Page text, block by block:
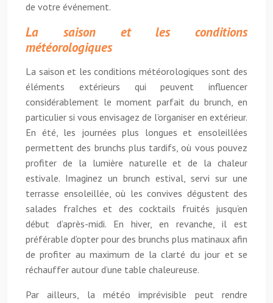
de votre événement.
La saison et les conditions
météorologiques
La saison et les conditions météorologiques sont des
éléments extérieurs qui peuvent influencer
considérablement le moment parfait du brunch, en
particulier si vous envisagez de l’organiser en extérieur.
En été, les journées plus longues et ensoleillées
permettent des brunchs plus tardifs, où vous pouvez
profiter de la lumière naturelle et de la chaleur
estivale. Imaginez un brunch estival, servi sur une
terrasse ensoleillée, où les convives dégustent des
salades fraîches et des cocktails fruités jusqu’en
début d’après-midi. En hiver, en revanche, il est
préférable d’opter pour des brunchs plus matinaux afin
de profiter au maximum de la clarté du jour et se
réchauffer autour d’une table chaleureuse.
Par ailleurs, la météo imprévisible peut rendre